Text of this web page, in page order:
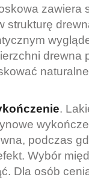
zawiera
strukturę
drewna
.
podczas
Wybór
Dla osób